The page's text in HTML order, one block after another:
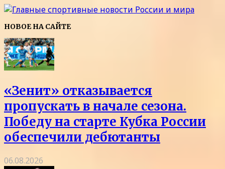
НОВОЕ НА САЙТЕ
«Зенит» отказывается
пропускать в начале сезона.
Победу на старте Кубка России
обеспечили дебютанты
06.08.2026